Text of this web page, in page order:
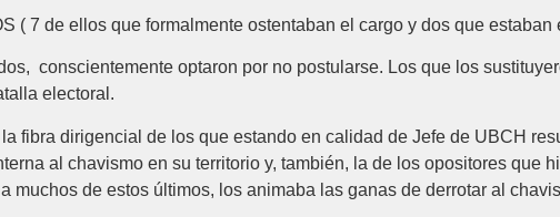
( 7 de ellos que formalmente ostentaban el cargo y dos que
conscientemente optaron por no postularse. Los que los
electoral.
fibra dirigencial de los que estando en calidad de Jefe de UBCH
al chavismo en su territorio y, también, la de los opositores que
muchos de estos últimos, los animaba las ganas de derrotar al